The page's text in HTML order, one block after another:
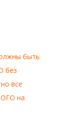
быть
без
все
на